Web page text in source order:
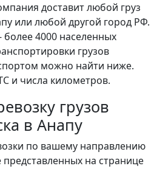
доставит любой груз
или любой другой город РФ.
более 4000 населенных
грузов
можно найти ниже.
и числа километров.
грузов
в Анапу
по вашему направлению
на странице